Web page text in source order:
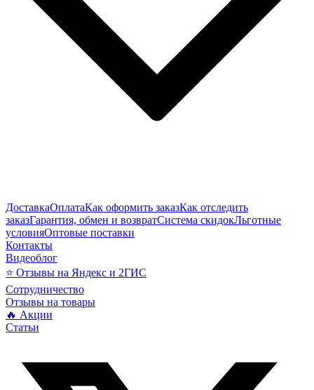
ДоставкаОплатаКак оформить заказКак отследить
заказГарантия, обмен и возвратСистема скидокЛьготные
условияОптовые поставки
Контакты
Видеоблог
⭐ Отзывы на Яндекс и 2ГИС
Сотрудничество
Отзывы на товары
🔥 Акции
Статьи